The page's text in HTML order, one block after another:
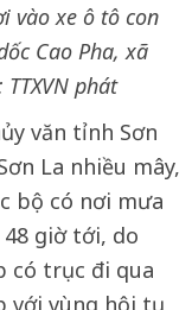
vào xe ô tô con
Cao Pha, xã
phát
văn tỉnh Sơn
La nhiều mây,
bộ có nơi mưa
giờ tới, do
có trục đi qua
với vùng hội tụ